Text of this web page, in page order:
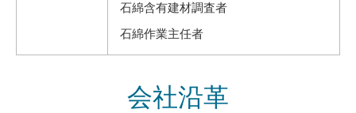
石綿含有建材調査者
石綿作業主任者
会社沿革